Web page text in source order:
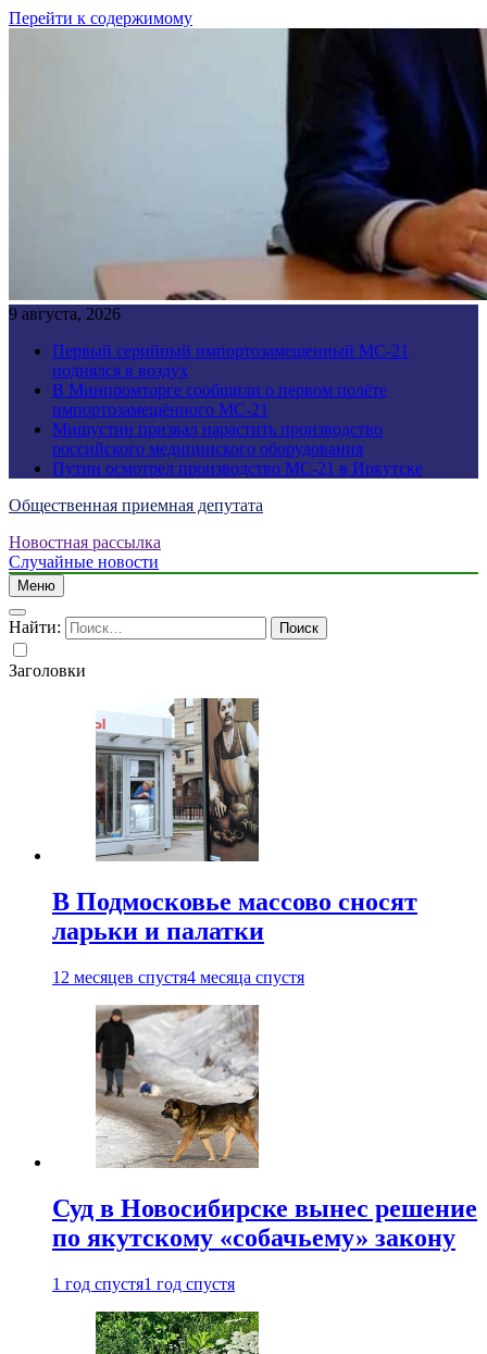
Перейти к содержимому
9 августа, 2026
Первый серийный импортозамещенный МС-21
поднялся в воздух
В Минпромторге сообщили о первом полёте
импортозамещённого МС-21
Мишустин призвал нарастить производство
российского медицинского оборудования
Путин осмотрел производство МС-21 в Иркутске
Общественная приемная депутата
Новостная рассылка
Случайные новости
Меню
Найти:
Заголовки
В Подмосковье массово сносят
ларьки и палатки
12 месяцев спустя4 месяца спустя
Суд в Новосибирске вынес решение
по якутскому «собачьему» закону
1 год спустя1 год спустя